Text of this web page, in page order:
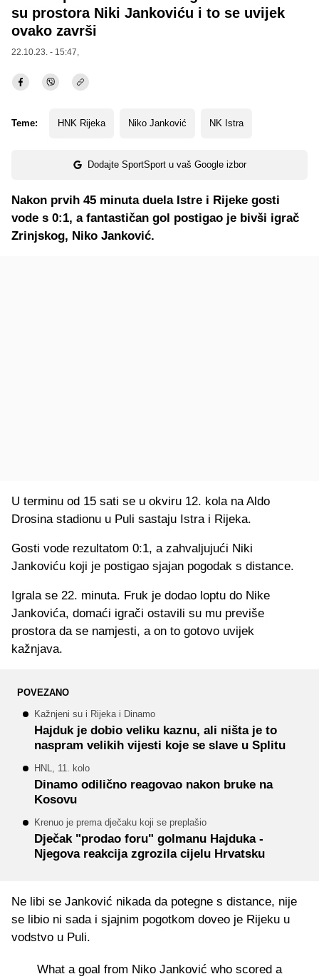
su prostora Niki Jankoviću i to se uvijek
ovako završi
22.10.23. - 15:47,
Teme: HNK Rijeka Niko Janković NK Istra
Dodajte SportSport u vaš Google izbor
Nakon prvih 45 minuta duela Istre i Rijeke gosti
vode s 0:1, a fantastičan gol postigao je bivši igrač
Zrinjskog, Niko Janković.
U terminu od 15 sati se u okviru 12. kola na Aldo
Drosina stadionu u Puli sastaju Istra i Rijeka.
Gosti vode rezultatom 0:1, a zahvaljujući Niki
Jankoviću koji je postigao sjajan pogodak s distance.
Igrala se 22. minuta. Fruk je dodao loptu do Nike
Jankovića, domaći igrači ostavili su mu previše
prostora da se namjesti, a on to gotovo uvijek
kažnjava.
POVEZANO
Kažnjeni su i Rijeka i Dinamo
Hajduk je dobio veliku kaznu, ali ništa je to
naspram velikih vijesti koje se slave u Splitu
HNL, 11. kolo
Dinamo odilično reagovao nakon bruke na
Kosovu
Krenuo je prema dječaku koji se preplašio
Dječak "prodao foru" golmanu Hajduka -
Njegova reakcija zgrozila cijelu Hrvatsku
Ne libi se Janković nikada da potegne s distance, nije
se libio ni sada i sjajnim pogotkom doveo je Rijeku u
vodstvo u Puli.
What a goal from Niko Janković who scored a